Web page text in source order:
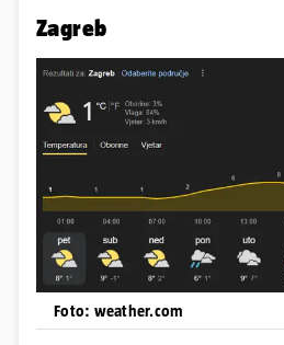
Zagreb
Foto: weather.com